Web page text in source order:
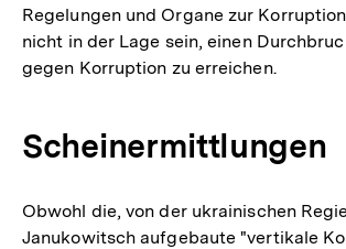
Regelungen und Organe zur
nicht in der Lage sein, einen
gegen Korruption zu erreichen.
Scheinermittlungen
Obwohl die, von der ukrainischen
Janukowitsch aufgebaute "vertikale